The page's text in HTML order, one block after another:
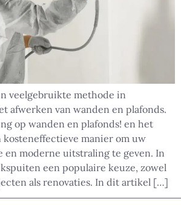
veelgebruikte methode in
afwerken van wanden en plafonds.
op wanden en plafonds! en het
kosteneffectieve manier om uw
moderne uitstraling te geven. In
een populaire keuze, zowel
als renovaties. In dit artikel […]